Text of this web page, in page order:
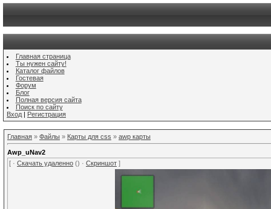
Главная страница
Ты нужен сайту!
Каталог файлов
Гостевая
Форум
Блог
Полная версия сайта
Поиск по сайту
Вход | Регистрация
Главная » Файлы » Карты для css » awp карты
Awp_uNav2
[ · Скачать удаленно () · Скриншот ]